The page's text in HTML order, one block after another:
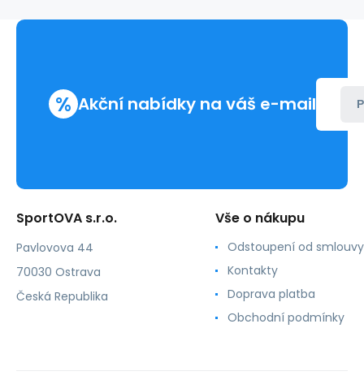
Geographical
% Akční nabídky na váš e-mail
SportOVA s.r.o.
Pavlovova 44
70030 Ostrava
Česká Republika
Vše o nákupu
Odstoupení od smlouvy
Kontakty
Doprava platba
Obchodní podmínky